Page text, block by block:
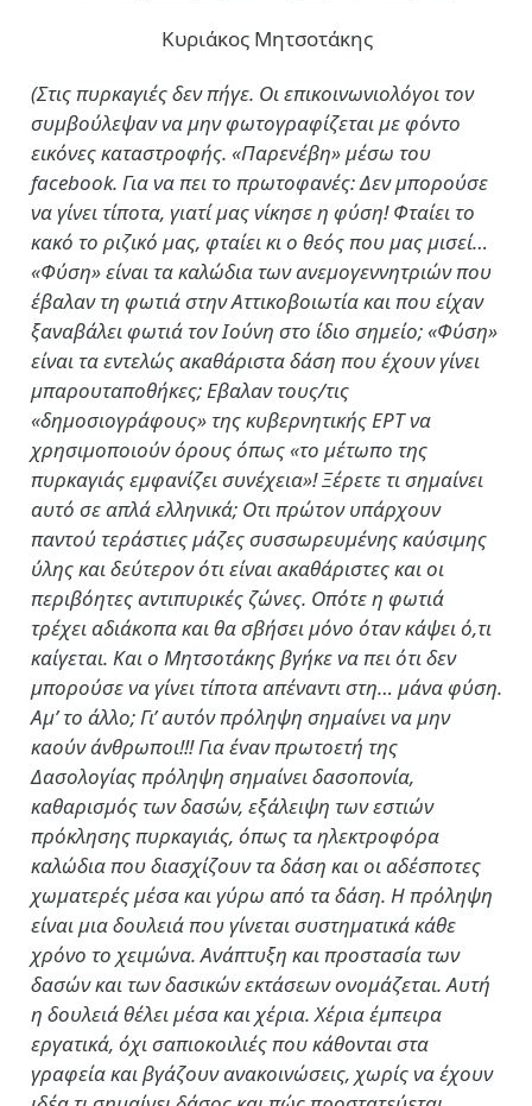
Κυριάκος Μητσοτάκης
(Στις πυρκαγιές δεν πήγε. Οι επικοινωνιολόγοι τον
συμβούλεψαν να μην φωτογραφίζεται με φόντο
εικόνες καταστροφής. «Παρενέβη» μέσω του
facebook. Για να πει το πρωτοφανές: Δεν μπορούσε
να γίνει τίποτα, γιατί μας νίκησε η φύση! Φταίει το
κακό το ριζικό μας, φταίει κι ο θεός που μας μισεί…
«Φύση» είναι τα καλώδια των ανεμογεννητριών που
έβαλαν τη φωτιά στην Αττικοβοιωτία και που είχαν
ξαναβάλει φωτιά τον Ιούνη στο ίδιο σημείο; «Φύση»
είναι τα εντελώς ακαθάριστα δάση που έχουν γίνει
μπαρουταποθήκες; Εβαλαν τους/τις
«δημοσιογράφους» της κυβερνητικής ΕΡΤ να
χρησιμοποιούν όρους όπως «το μέτωπο της
πυρκαγιάς εμφανίζει συνέχεια»! Ξέρετε τι σημαίνει
αυτό σε απλά ελληνικά; Οτι πρώτον υπάρχουν
παντού τεράστιες μάζες συσσωρευμένης καύσιμης
ύλης και δεύτερον ότι είναι ακαθάριστες και οι
περιβόητες αντιπυρικές ζώνες. Οπότε η φωτιά
τρέχει αδιάκοπα και θα σβήσει μόνο όταν κάψει ό,τι
καίγεται. Και ο Μητσοτάκης βγήκε να πει ότι δεν
μπορούσε να γίνει τίποτα απέναντι στη… μάνα φύση.
Αμ’ το άλλο; Γι’ αυτόν πρόληψη σημαίνει να μην
καούν άνθρωποι!!! Για έναν πρωτοετή της
Δασολογίας πρόληψη σημαίνει δασοπονία,
καθαρισμός των δασών, εξάλειψη των εστιών
πρόκλησης πυρκαγιάς, όπως τα ηλεκτροφόρα
καλώδια που διασχίζουν τα δάση και οι αδέσποτες
χωματερές μέσα και γύρω από τα δάση. Η πρόληψη
είναι μια δουλειά που γίνεται συστηματικά κάθε
χρόνο το χειμώνα. Ανάπτυξη και προστασία των
δασών και των δασικών εκτάσεων ονομάζεται. Αυτή
η δουλειά θέλει μέσα και χέρια. Χέρια έμπειρα
εργατικά, όχι σαπιοκοιλιές που κάθονται στα
γραφεία και βγάζουν ανακοινώσεις, χωρίς να έχουν